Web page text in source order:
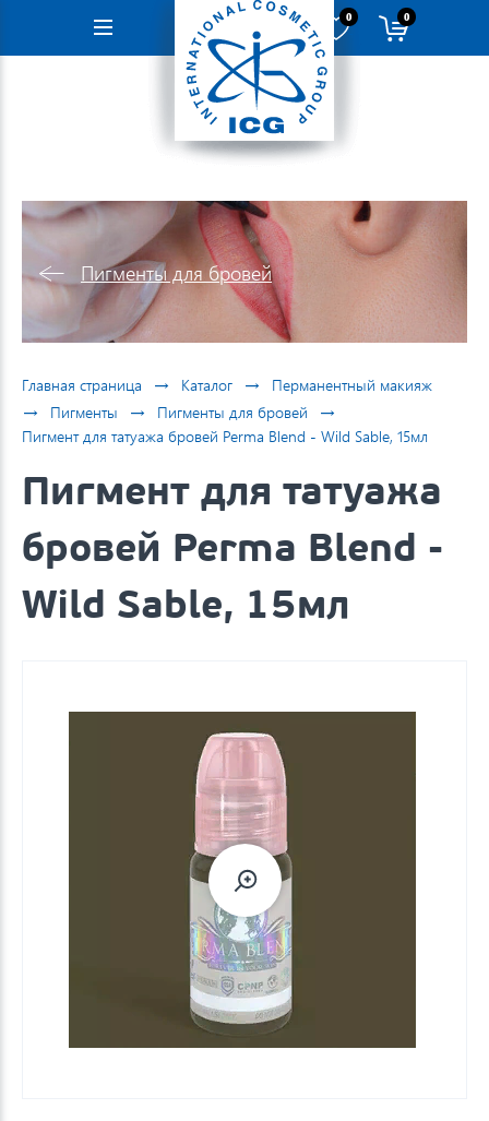
Навигация
0 0
Пигменты для бровей
Главная страница → Каталог → Перманентный макияж
→ Пигменты → Пигменты для бровей →
Пигмент для татуажа бровей Perma Blend - Wild Sable, 15мл
Пигмент для татуажа
бровей Perma Blend -
Wild Sable, 15мл